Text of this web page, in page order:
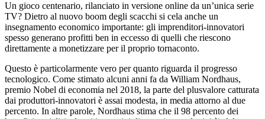
Un gioco centenario, rilanciato in versione online da un’unica serie
TV? Dietro al nuovo boom degli scacchi si cela anche un
insegnamento economico importante: gli imprenditori-innovatori
spesso generano profitti ben in eccesso di quelli che riescono
direttamente a monetizzare per il proprio tornaconto.
Questo è particolarmente vero per quanto riguarda il progresso
tecnologico. Come stimato alcuni anni fa da William Nordhaus,
premio Nobel di economia nel 2018, la parte del plusvalore catturata
dai produttori-innovatori è assai modesta, in media attorno al due
percento. In altre parole, Nordhaus stima che il 98 percento dei